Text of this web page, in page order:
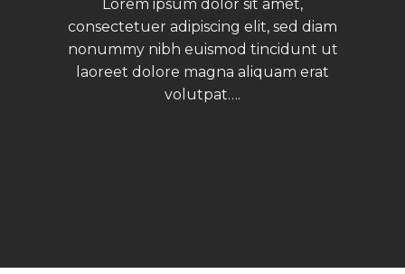
Lorem ipsum dolor sit amet,
consectetuer adipiscing elit, sed diam
nonummy nibh euismod tincidunt ut
laoreet dolore magna aliquam erat
volutpat….